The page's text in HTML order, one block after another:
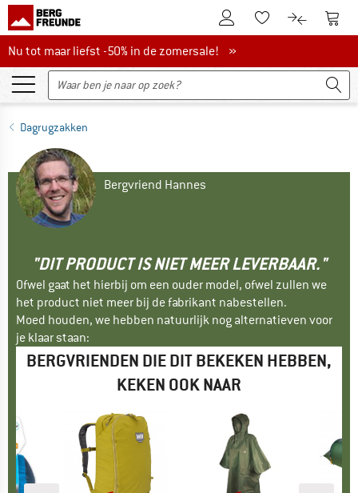
De klantenaccount
Naar deNaar de
Nu tot maar liefst -50% in de zomersale!
Nu tot maar liefst -50% in de zomersale! »
Dagrugzakken
Bergvriend Hannes
"DIT PRODUCT IS NIET MEER LEVERBAAR."
Ofwel gaat het hierbij om een ouder model, ofwel zullen we
het product niet meer bij de fabrikant nabestellen.
Moed houden, we hebben natuurlijk nog alternatieven voor
je klaar staan:
BERGVRIENDEN DIE DIT BEKEKEN HEBBEN,
KEKEN OOK NAAR